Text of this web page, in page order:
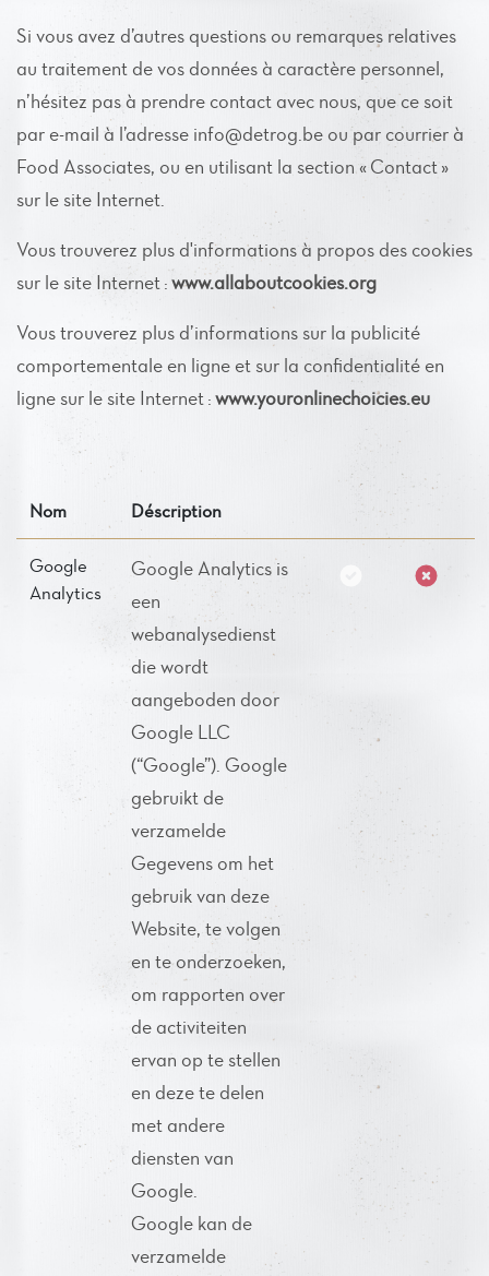
Si vous avez d’autres questions ou remarques relatives
au traitement de vos données à caractère personnel,
n’hésitez pas à prendre contact avec nous, que ce soit
par e-mail à l’adresse info@detrog.be ou par courrier à
Food Associates, ou en utilisant la section « Contact »
sur le site Internet.
Vous trouverez plus d'informations à propos des cookies
sur le site Internet :www.allaboutcookies.org
Vous trouverez plus d’informations sur la publicité
comportementale en ligne et sur la confidentialité en
ligne sur le site Internet :www.youronlinechoicies.eu
Nom Déscription
Google
Analytics
Google Analytics is
een
webanalysedienst
die wordt
aangeboden door
Google LLC
(“Google”). Google
gebruikt de
verzamelde
Gegevens om het
gebruik van deze
Website, te volgen
en te onderzoeken,
om rapporten over
de activiteiten
ervan op te stellen
en deze te delen
met andere
diensten van
Google.
Google kan de
verzamelde